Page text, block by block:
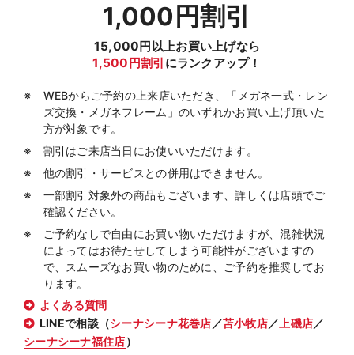
1,000円割引
15,000円以上お買い上げなら
1,500円割引 にランクアップ！
WEBからご予約の上来店いただき、「メガネ一式・レン
ズ交換・メガネフレーム」のいずれかお買い上げ頂いた
方が対象です。
割引はご来店当日にお使いいただけます。
他の割引・サービスとの併用はできません。
一部割引対象外の商品もございます、詳しくは店頭でご
確認ください。
ご予約なしで自由にお買い物いただけますが、混雑状況
によってはお待たせしてしまう可能性がございますの
で、スムーズなお買い物のために、ご予約を推奨してお
ります。
よくある質問
LINEで相談（シーナシーナ花巻店 ／苫小牧店／ 上磯店／
シーナシーナ福住店）